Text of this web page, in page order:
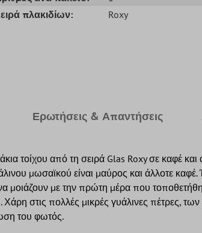
πλακιδίων:
Roxy
Ερωτήσεις & Απαντήσεις
τοίχου από τη σειρά Glas Roxy σε καφέ
μωσαϊκού είναι μαύρος και άλλοτε
μοιάζουν με την πρώτη μέρα που
Χάρη στις πολλές μικρές γυάλινες πέτρες,
του φωτός.